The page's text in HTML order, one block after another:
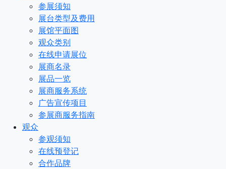
参展须知
展台类型及费用
展馆平面图
观众类别
在线申请展位
展商名录
展品一览
展商服务系统
广告宣传项目
参展商服务指南
观众
参观须知
在线预登记
合作品牌